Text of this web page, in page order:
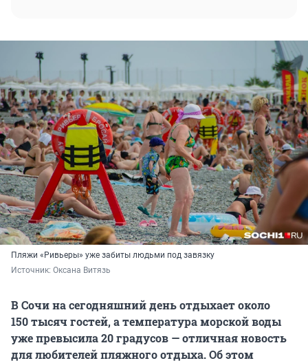
Пляжи «Ривьеры» уже забиты людьми под завязку
Источник: Оксана Витязь
В Сочи на сегодняшний день отдыхает около
150 тысячгостей, а температура морской воды
уже превысила 20 градусов — отличная новость
для любителей пляжного отдыха. Об этом